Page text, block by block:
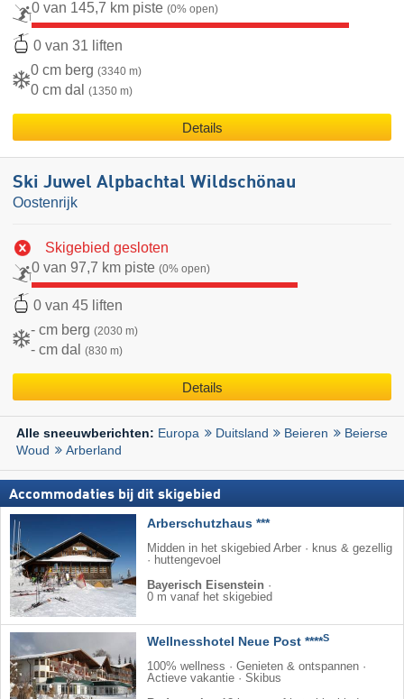
0 van 145,7 km piste (0% open)
0 van 31 liften
0 cm berg (3340 m)
0 cm dal (1350 m)
Details
Ski Juwel Alpbachtal Wildschönau
Oostenrijk
Skigebied gesloten
0 van 97,7 km piste (0% open)
0 van 45 liften
- cm berg (2030 m)
- cm dal (830 m)
Details
Alle sneeuwberichten: Europa Duitsland Beieren
Beierse
Woud
Arberland
Accommodaties bij dit skigebied
Arberschutzhaus ***
Midden in het skigebied Arber · knus & gezellig
· huttengevoel
Bayerisch Eisenstein ·
0 m vanaf het skigebied
Wellnesshotel Neue Post ****S
100% wellness · Genieten & ontspannen ·
Actieve vakantie · Skibus